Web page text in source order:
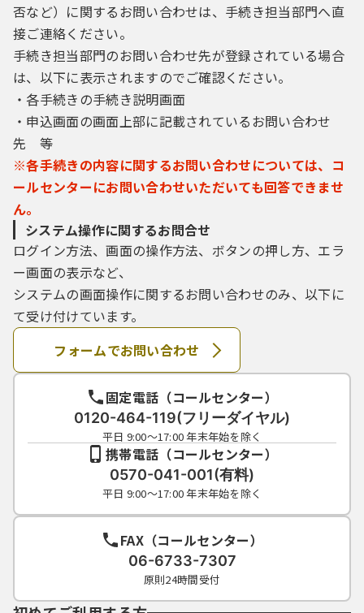
否など）に関するお問い合わせは、手続き担当部門へ直
接ご連絡ください。
手続き担当部門のお問い合わせ先が登録されている場合
は、以下に表示されますのでご確認ください。
・各手続きの手続き説明画面
・申込画面の画面上部に記載されているお問い合わせ
先 等
※各手続きの内容に関するお問い合わせについては、コ
ールセンターにお問い合わせいただいても回答できませ
ん。
システム操作に関するお問合せ
ログイン方法、画面の操作方法、ボタンの押し方、エラ
ー画面の表示など、
システムの画面操作に関するお問い合わせのみ、以下に
て受け付けています。
フォームでお問い合わせ
固定電話（コールセンター）
0120-464-119(フリーダイヤル)
平日 9:00～17:00 年末年始を除く
携帯電話（コールセンター）
0570-041-001(有料)
平日 9:00～17:00 年末年始を除く
FAX（コールセンター）
06-6733-7307
原則24時間受付